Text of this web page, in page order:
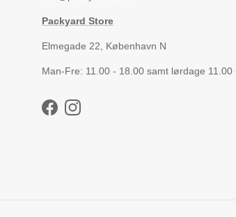
Packyard Store
Elmegade 22, København N
Man-Fre: 11.00 - 18.00 samt lørdage 11.00
FacebookInstagram